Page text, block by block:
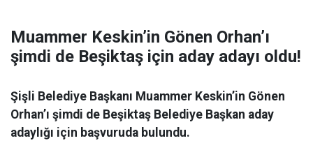
Muammer Keskin’in Gönen Orhan’ı
şimdi de Beşiktaş için aday adayı oldu!
Şişli Belediye Başkanı Muammer Keskin’in Gönen
Orhan’ı şimdi de Beşiktaş Belediye Başkan aday
adaylığı için başvuruda bulundu.